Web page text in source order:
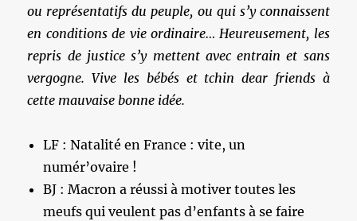
ou représentatifs du peuple, ou qui s’y connaissent
en conditions de vie ordinaire… Heureusement, les
repris de justice s’y mettent avec entrain et sans
vergogne. Vive les bébés et tchin dear friends à
cette mauvaise bonne idée.
LF : Natalité en France : vite, un
numér’ovaire !
BJ : Macron a réussi à motiver toutes les
meufs qui veulent pas d’enfants à se faire